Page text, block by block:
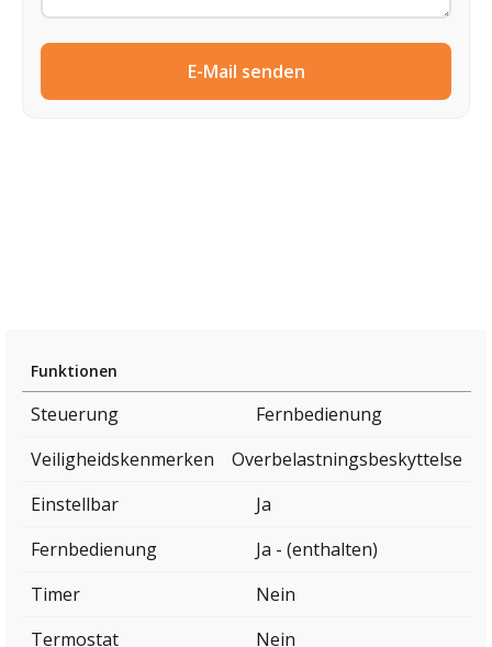
E-Mail senden
Funktionen
Steuerung
Fernbedienung
Veiligheidskenmerken
Overbelastningsbeskyttelse
Einstellbar
Ja
Fernbedienung
Ja - (enthalten)
Timer
Nein
Termostat
Nein